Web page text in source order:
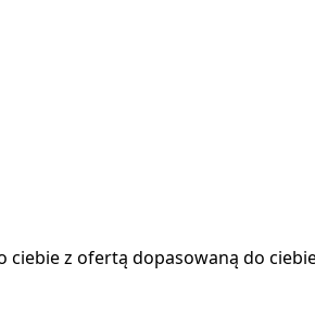
ciebie z ofertą dopasowaną do